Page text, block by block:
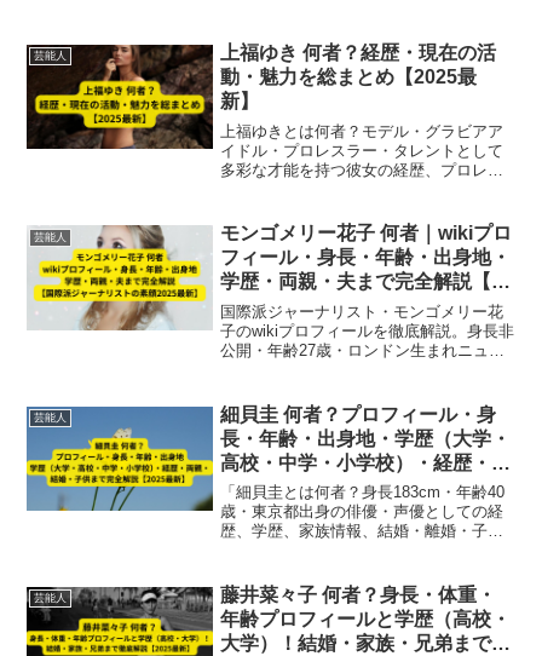
芸能人
上福ゆき 何者？経歴・現在の活
動・魅力を総まとめ【2025最
新】
上福ゆきとは何者？モデル・グラビアア
イドル・プロレスラー・タレントとして
多彩な才能を持つ彼女の経歴、プロレス
力やタイトル獲得歴も網羅。
芸能人
モンゴメリー花子 何者｜wikiプロ
フィール・身長・年齢・出身地・
学歴・両親・夫まで完全解説【国
際派ジャーナリストの素顔2025
最新】
国際派ジャーナリスト・モンゴメリー花
子のwikiプロフィールを徹底解説。身長非
公開・年齢27歳・ロンドン生まれニュー
2025最新情報で紹介。
芸能人
細貝圭 何者？プロフィール・身
長・年齢・出身地・学歴（大学・
高校・中学・小学校）・経歴・両
親・結婚・子供まで完全解説
【2025最新】
「細貝圭とは何者？身長183cm・年齢40
歳・東京都出身の俳優・声優としての経
歴、学歴、家族情報、結婚・離婚・子供
芸能人
藤井菜々子 何者？身長・体重・
年齢プロフィールと学歴（高校・
大学）！結婚・家族・兄弟まで徹